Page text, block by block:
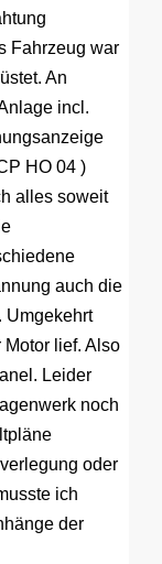
Fahrzeug war
An
incl.
HO 04 )
alles soweit
auch die
Umgekehrt
Motor lief. Also
Leider
noch
oder
ich
der